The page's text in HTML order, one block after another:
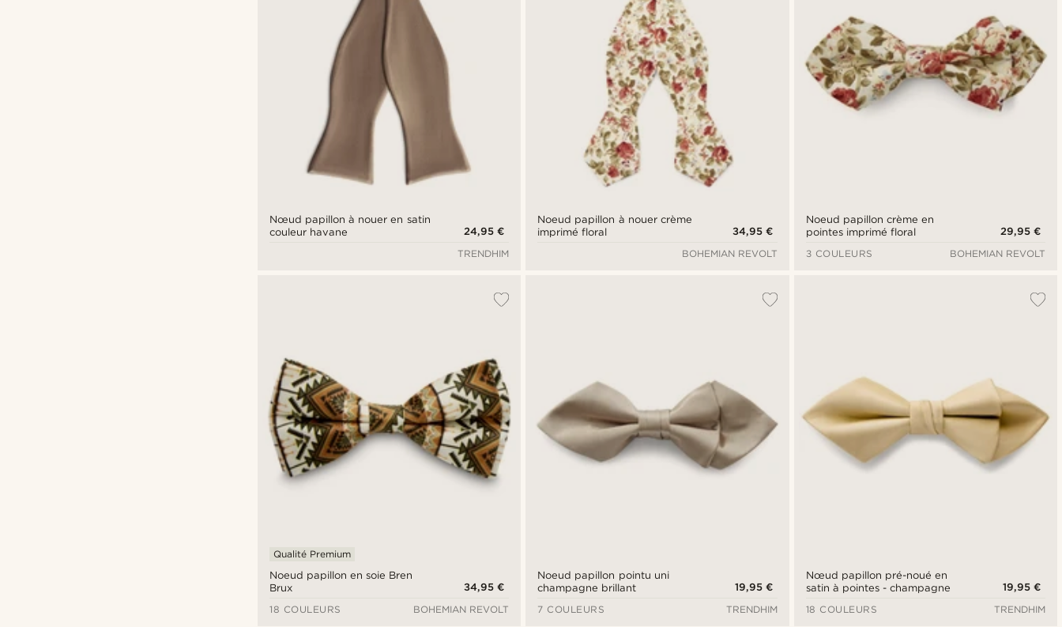
Nœud papillon à nouer en satin
couleur havane
24,95 €
TRENDHIM
Noeud papillon à nouer crème
imprimé floral
34,95 €
BOHEMIAN REVOLT
Noeud papillon crème en
pointes imprimé floral
29,95 €
3 COULEURS
BOHEMIAN REVOLT
Noeud papillon en soie Bren
Brux
Qualité Premium
34,95 €
18 COULEURS
BOHEMIAN REVOLT
Noeud papillon pointu uni
champagne brillant
19,95 €
7 COULEURS
TRENDHIM
Nœud papillon pré-noué en
satin à pointes - champagne
19,95 €
18 COULEURS
TRENDHIM